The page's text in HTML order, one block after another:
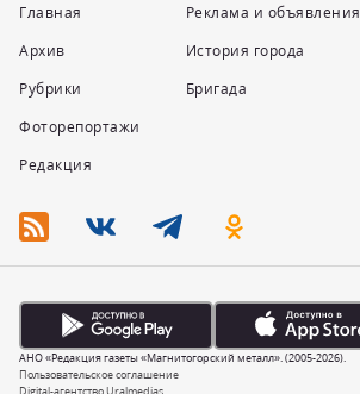
Главная
Архив
Рубрики
Фоторепортажи
Редакция
Реклама и объявления
История города
Бригада
Пользовательское соглашение
АНО «Редакция газеты «Магнитогорский металл». (2005-2026).